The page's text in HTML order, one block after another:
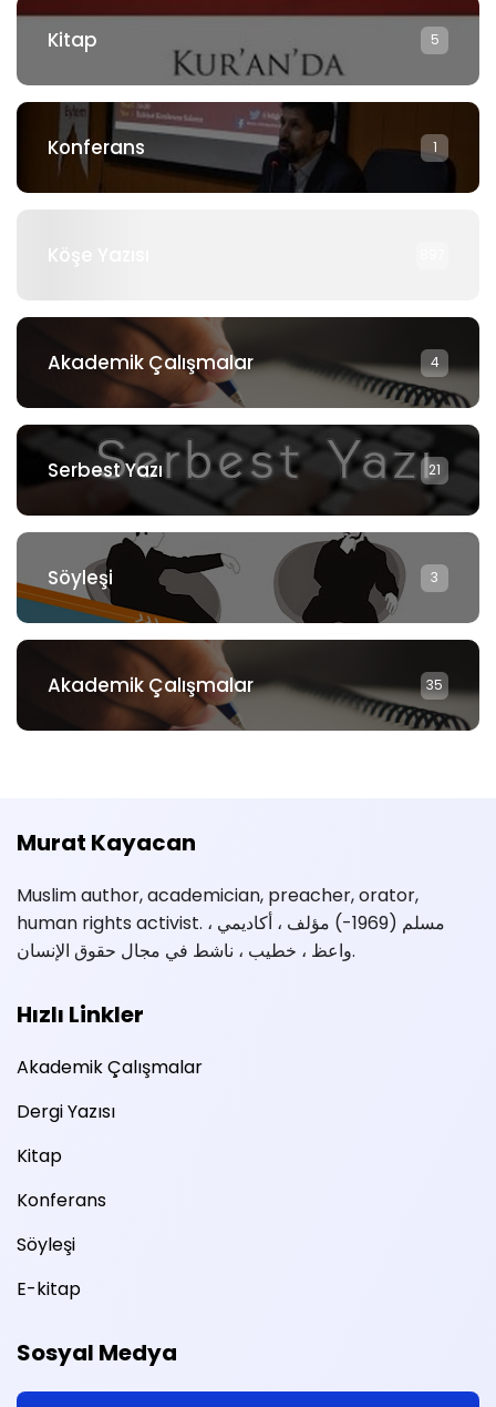
Kitap 5
Konferans 1
Köşe Yazısı
Akademik Çalışmalar 4
Serbest Yazı 21
Söyleşi 3
Akademik Çalışmalar 35
Murat Kayacan
Muslim author, academician, preacher, orator,
human rights activist. مسلم (1969-) مؤلف ، أكاديمي ،
واعظ ، خطيب ، ناشط في مجال حقوق الإنسان.
Hızlı Linkler
Akademik Çalışmalar
Dergi Yazısı
Kitap
Konferans
Söyleşi
E-kitap
Sosyal Medya